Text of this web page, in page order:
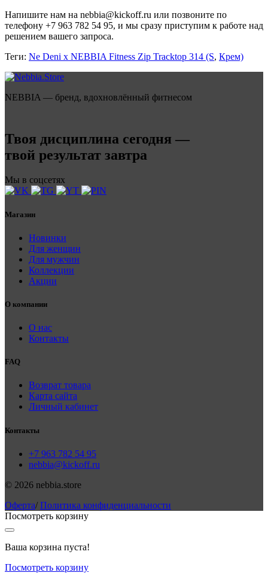
Напишите нам на nebbia@kickoff.ru или позвоните по
телефону +7 963 782 54 95, и мы сразу приступим к работе над
решением вашего запроса.
Теги: Ne Deni x NEBBIA Fitness Zip Tracktop 314 (S, Крем)
NEBBIA — бренд, вдохновлённый фитнесом
Твоя дисциплина сегодня —
твой результат завтра
Мы в соцсетях
Магазин
Новинки
Для женщин
Для мужчин
Коллекции
Акции
О компании
О нас
Контакты
FAQ
Возврат товара
Карта сайта
Личный кабинет
Контакты
+7 963 782 54 95
nebbia@kickoff.ru
© 2026 nebbia.store
Оферта/ Политика конфиденциальности
Посмотреть корзину
Ваша корзина пуста!
Посмотреть корзину